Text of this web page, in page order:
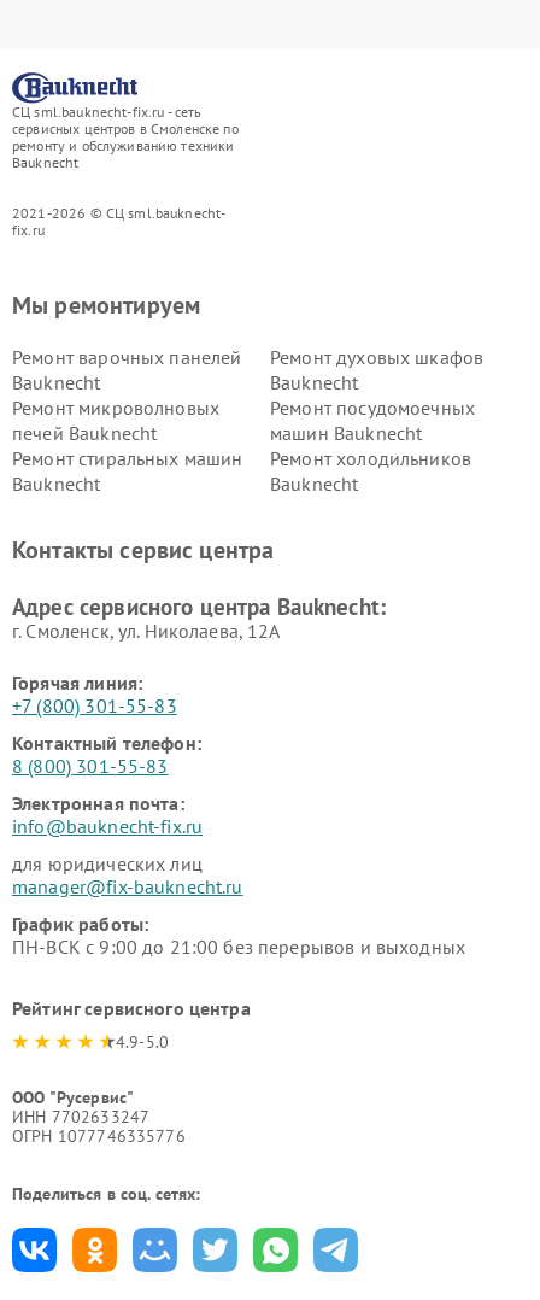
СЦ sml.bauknecht-fix.ru - сеть
сервисных центров в Смоленске по
ремонту и обслуживанию техники
Bauknecht
2021-2026 © СЦ sml.bauknecht-
fix.ru
Мы ремонтируем
Ремонт варочных панелей
Bauknecht
Ремонт духовых шкафов
Bauknecht
Ремонт микроволновых
печей Bauknecht
Ремонт посудомоечных
машин Bauknecht
Ремонт стиральных машин
Bauknecht
Ремонт холодильников
Bauknecht
Контакты сервис центра
Адрес сервисного центра Bauknecht:
г. Смоленск, ул. Николаева, 12А
Горячая линия:
+7 (800) 301-55-83
Контактный телефон:
8 (800) 301-55-83
Электронная почта:
info@bauknecht-fix.ru
для юридических лиц
manager@fix-bauknecht.ru
График работы:
ПН-ВСК с 9:00 до 21:00 без перерывов и выходных
Рейтинг сервисного центра
4.9-5.0
ООО "Русервис"
ИНН 7702633247
ОГРН 1077746335776
Поделиться в соц. сетях: